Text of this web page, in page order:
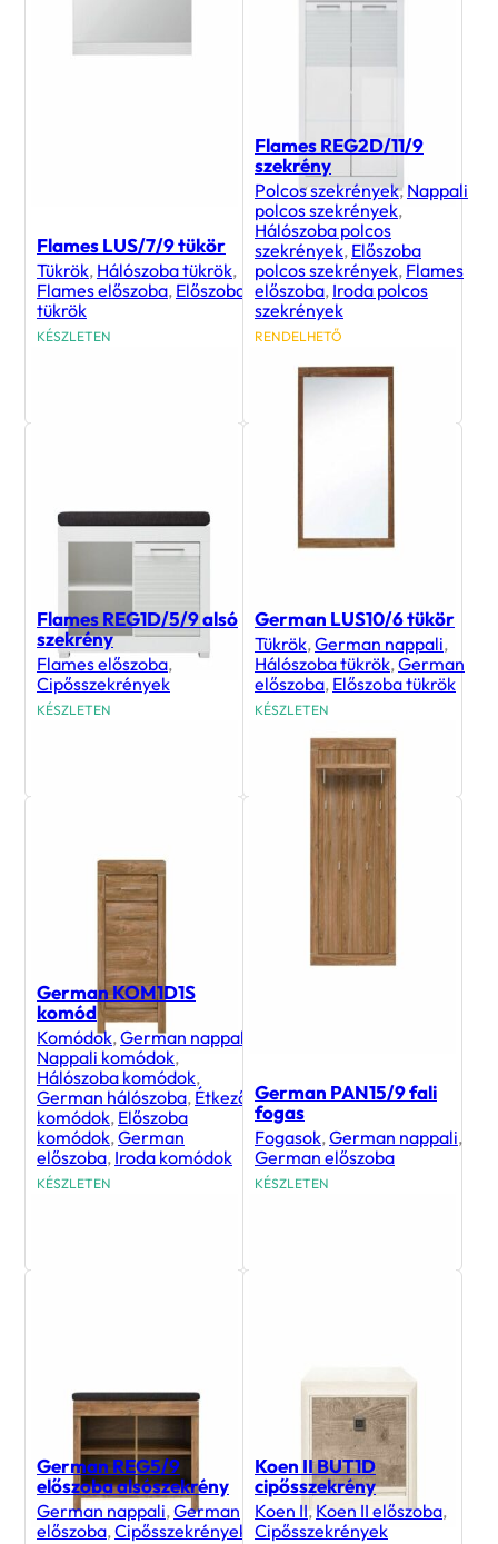
Flames LUS/7/9 tükör
Tükrök, Hálószoba tükrök,
Flames előszoba, Előszoba
tükrök
KÉSZLETEN
Flames REG2D/11/9
szekrény
Polcos szekrények, Nappali
polcos szekrények,
Hálószoba polcos
szekrények, Előszoba
polcos szekrények, Flames
előszoba, Iroda polcos
szekrények
RENDELHETŐ
71 500Ft
Flames REG1D/5/9 alsó
szekrény
Flames előszoba,
Cipősszekrények
KÉSZLETEN
German LUS10/6 tükör
Tükrök,German nappali,
Hálószoba tükrök,German
előszoba, Előszoba tükrök
KÉSZLETEN
20 300Ft
German KOM1D1S
komód
Komódok,German nappali
Nappali komódok,
Hálószoba komódok,
German hálószoba, Étkező
komódok, Előszoba
komódok,German
előszoba, Iroda komódok
KÉSZLETEN
German PAN15/9 fali
fogas
Fogasok,German nappali,
German előszoba
KÉSZLETEN
German REG5/9
előszoba alsószekrény
German nappali,German
előszoba,Cipősszekrények
Koen II BUT1D
cipősszekrény
Koen II,Koen II előszoba,
Cipősszekrények